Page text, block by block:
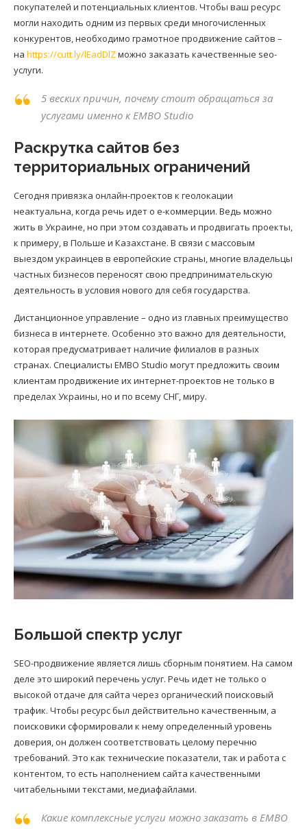
покупателей и потенциальных клиентов. Чтобы ваш ресурс
могли находить одним из первых среди многочисленных
конкурентов, необходимо грамотное продвижение сайтов –
на https://cutt.ly/lEadDlZможно заказать качественные seo-
услуги.
5 веских причин, почему стоит обращаться за
услугами именно к EMBO Studio
Раскрутка сайтов без
территориальных ограничений
Сегодня привязка онлайн-проектов к геолокации
неактуальна, когда речь идет о е-коммерции. Ведь можно
жить в Украине, но при этом создавать и продвигать проекты,
к примеру, в Польше и Казахстане. В связи с массовым
выездом украинцев в европейские страны, многие владельцы
частных бизнесов переносят свою предпринимательскую
деятельность в условия нового для себя государства.
Дистанционное управление – одно из главных преимущество
бизнеса в интернете. Особенно это важно для деятельности,
которая предусматривает наличие филиалов в разных
странах. Специалисты EMBO Studio могут предложить своим
клиентам продвижение их интернет-проектов не только в
пределах Украины, но и по всему СНГ, миру.
Большой спектр услуг
SEO-продвижение является лишь сборным понятием. На самом
деле это широкий перечень услуг. Речь идет не только о
высокой отдаче для сайта через органический поисковый
трафик. Чтобы ресурс был действительно качественным, а
поисковики сформировали к нему определенный уровень
доверия, он должен соответствовать целому перечню
требований. Это как технические показатели, так и работа с
контентом, то есть наполнением сайта качественными
читабельными текстами, медиафайлами.
Какие комплексные услуги можно заказать в EMBO